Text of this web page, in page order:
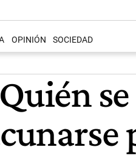
OPINIÓN SOCIEDAD